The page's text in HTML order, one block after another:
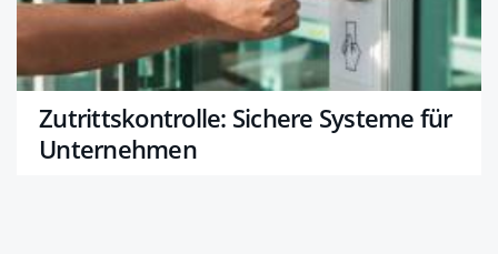
Zutrittskontrolle: Sichere Systeme für
Unternehmen